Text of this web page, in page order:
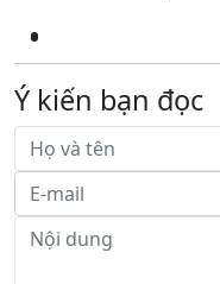
Ý kiến bạn đọc